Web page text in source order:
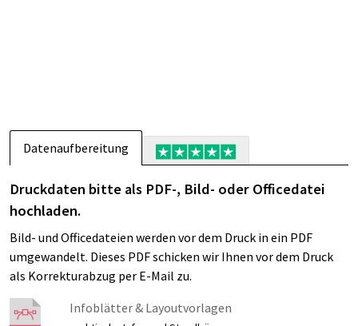
Datenaufbereitung
Druckdaten bitte als PDF-, Bild- oder Officedatei
hochladen.
Bild- und Officedateien werden vor dem Druck in ein PDF
umgewandelt. Dieses PDF schicken wir Ihnen vor dem Druck
als Korrekturabzug per E-Mail zu.
Infoblätter & Layoutvorlagen